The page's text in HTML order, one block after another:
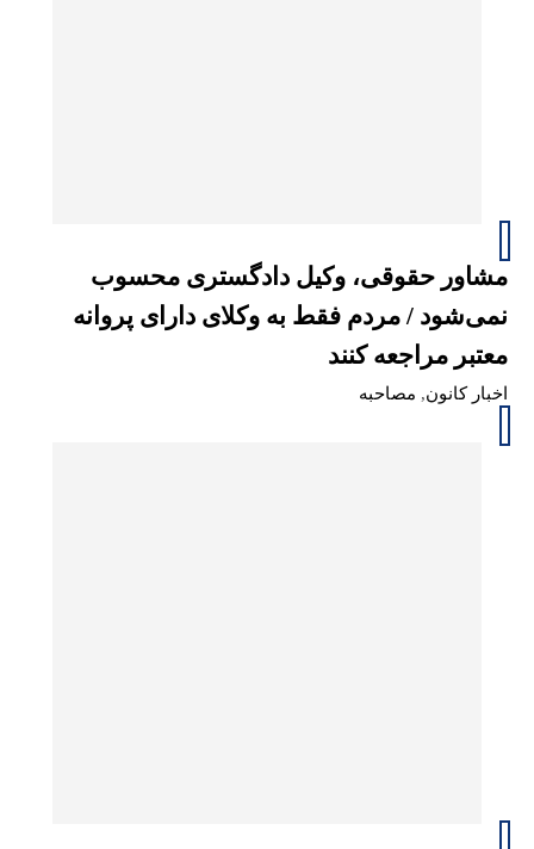
مشاور حقوقی، وکیل دادگستری محسوب
نمی‌شود / مردم فقط به وکلای دارای پروانه
معتبر مراجعه کنند
اخبار کانون, مصاحبه